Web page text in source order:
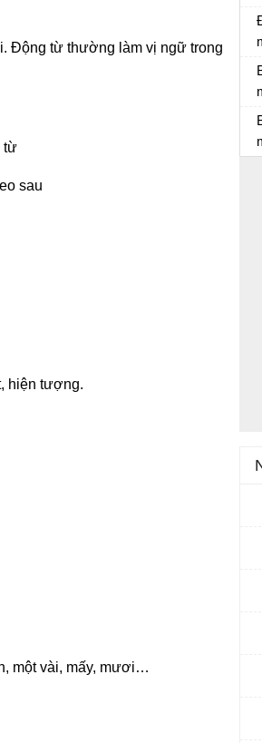
Động từ thường làm vị ngữ trong
từ
sau
hiện tượng.
một vài, mấy, mươi…